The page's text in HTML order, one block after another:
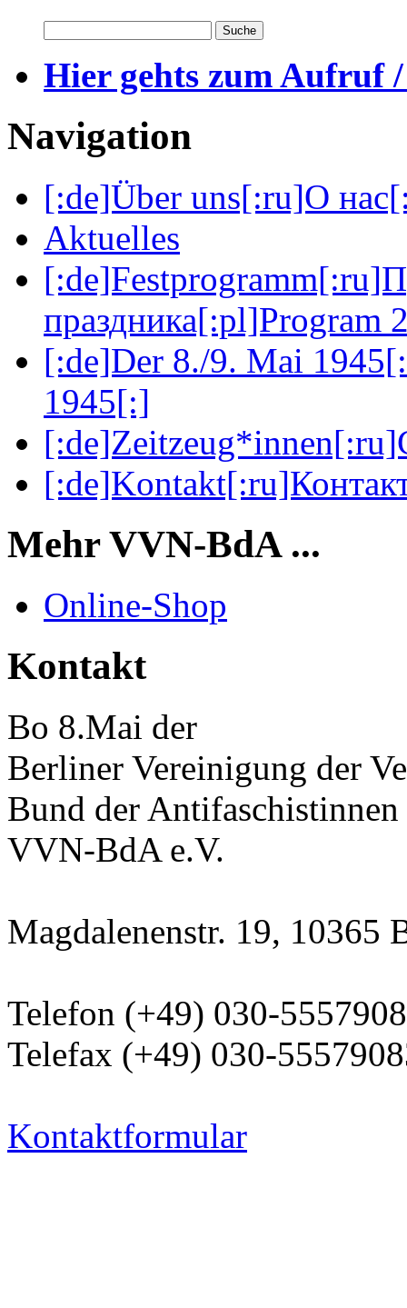
Hier gehts zum Aufruf
Navigation
[:de]Über uns[:ru]О
Aktuelles
праздника[:pl]Program
[:de]Der 8./9. Mai
1945[:]
Mehr VVN-BdA ...
Online-Shop
Kontakt
Bo 8.Mai der
Berliner Vereinigung der
Bund der
VVN-BdA e.V.
Magdalenenstr. 19, 10365
Telefon (+49) 030-
Telefax (+49) 030-
Kontaktformular